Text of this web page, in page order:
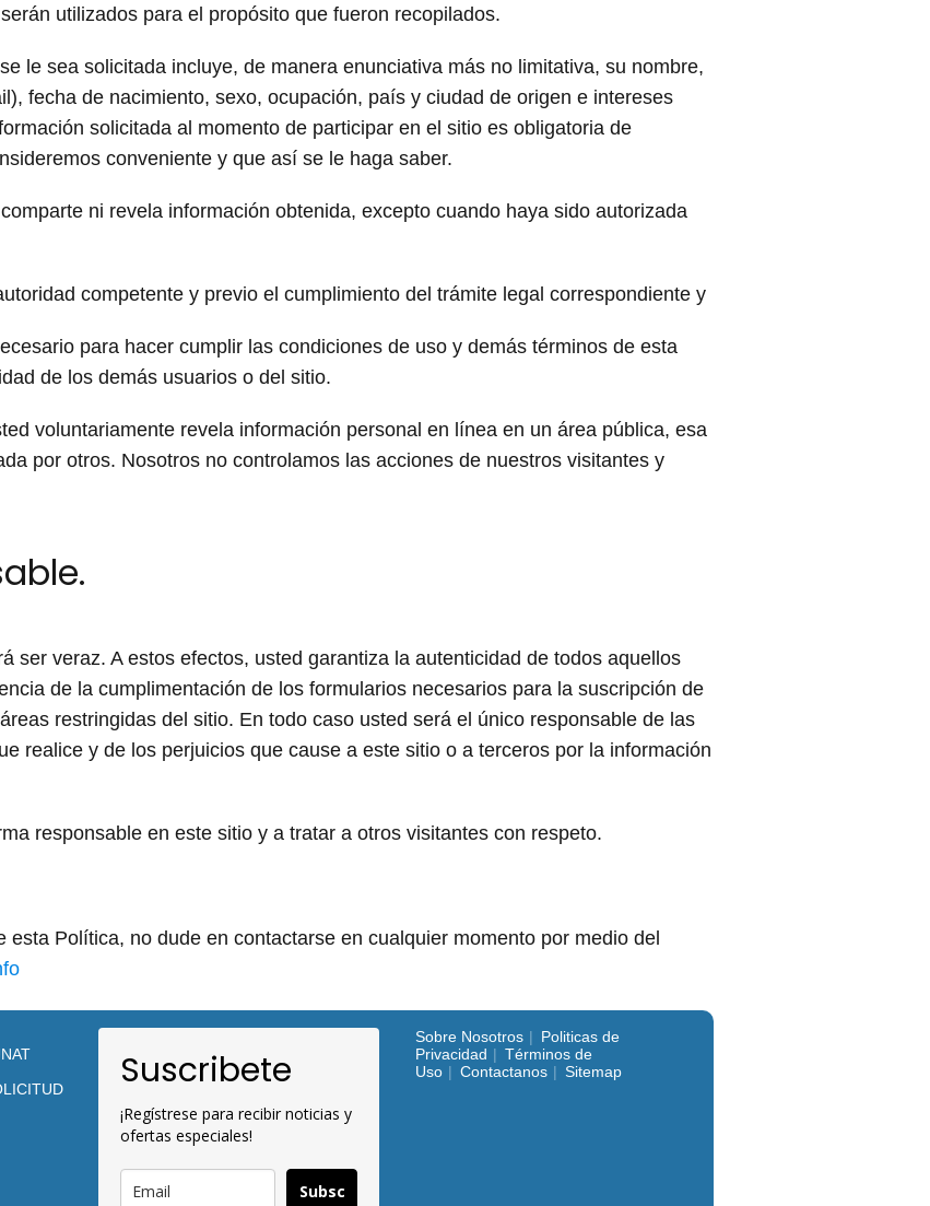
utilizados para el propósito que fueron recopilados.
le sea solicitada incluye, de manera enunciativa más no limitativa, su nombre,
fecha de nacimiento, sexo, ocupación, país y ciudad de origen e intereses
solicitada al momento de participar en el sitio es obligatoria de
conveniente y que así se le haga saber.
ni revela información obtenida, excepto cuando haya sido autorizada
competente y previo el cumplimiento del trámite legal correspondiente y
para hacer cumplir las condiciones de uso y demás términos de esta
de los demás usuarios o del sitio.
voluntariamente revela información personal en línea en un área pública, esa
por otros. Nosotros no controlamos las acciones de nuestros visitantes y
ser veraz. A estos efectos, usted garantiza la autenticidad de todos aquellos
de la cumplimentación de los formularios necesarios para la suscripción de
restringidas del sitio. En todo caso usted será el único responsable de las
realice y de los perjuicios que cause a este sitio o a terceros por la información
responsable en este sitio y a tratar a otros visitantes con respeto.
esta Política, no dude en contactarse en cualquier momento por medio del
Suscribete
¡Regístrese para recibir noticias y
ofertas especiales!
Subsc
Sobre Nosotros
Politicas de
Privacidad
Términos de
Uso
Contactanos Sitemap